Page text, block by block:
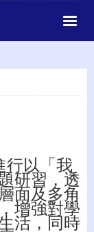
行以「我
研習，透
面及多角
增強對學
活，同時